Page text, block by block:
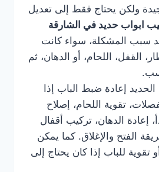
ولكن يحتاج فقط إلى تعديل
ابواب حديد في الشارقة
سبب المشكلة، سواء كانت
القفل، اللحام، أو الدهان، ثم
إعادة ضبط الباب إذا
تقوية اللحام، إصلاح
إعادة الدهان، تركيب أقفال
الفتح والإغلاق. كما يمكن
تقوية للباب إذا كان يحتاج إلى